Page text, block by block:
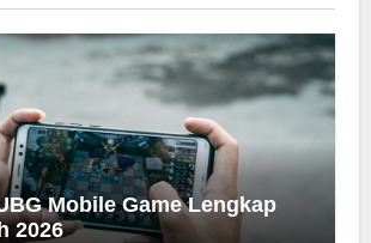
Mobile Game Lengkap
2026